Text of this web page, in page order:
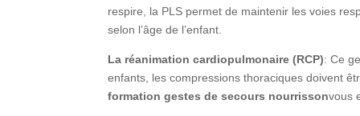
respire, la PLS permet de maintenir les voies
selon l’âge de l’enfant.
La réanimation cardiopulmonaire (RCP): Ce
enfants, les compressions thoraciques doivent
formation gestes de secours nourrissonvous